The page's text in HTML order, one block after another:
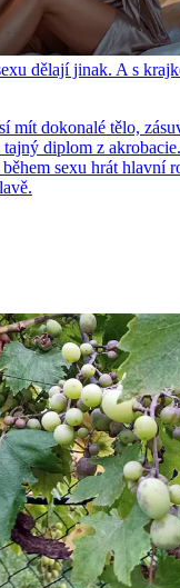
dělají jinak. A s
mít dokonalé tělo,
diplom z
během sexu hrát hlavní